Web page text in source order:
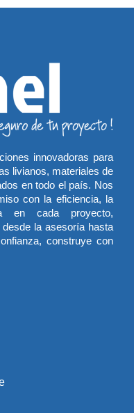
innovadoras para
livianos, materiales de
en todo el país. Nos
con la eficiencia, la
en cada proyecto,
la asesoría hasta
construye con